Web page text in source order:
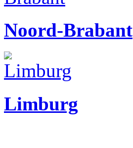
Noord-Brabant
Limburg